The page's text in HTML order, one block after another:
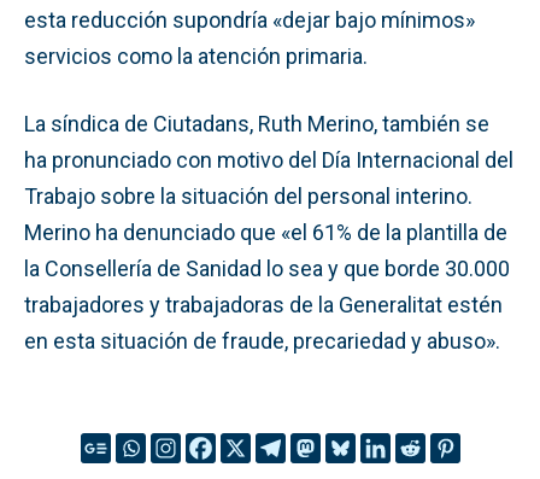
esta reducción supondría «dejar bajo mínimos»
servicios como la atención primaria.
La síndica de Ciutadans, Ruth Merino, también se
ha pronunciado con motivo del Día Internacional del
Trabajo sobre la situación del personal interino.
Merino ha denunciado que «el 61% de la plantilla de
la Consellería de Sanidad lo sea y que borde 30.000
trabajadores y trabajadoras de la Generalitat estén
en esta situación de fraude, precariedad y abuso».